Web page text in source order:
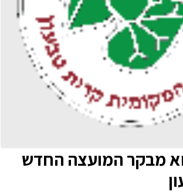
מבקר המועצה החדש